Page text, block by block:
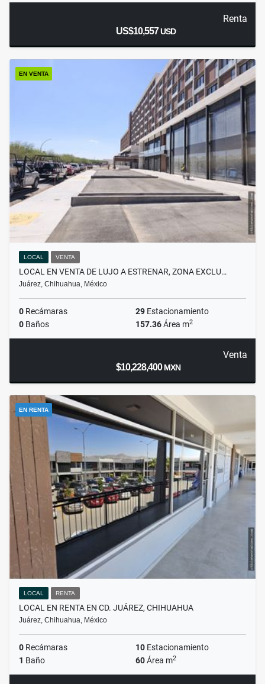
Renta
US$10,557USD
EN VENTA
LOCAL VENTA
LOCAL EN VENTA DE LUJO A ESTRENAR, ZONA EXCLU…
Juárez, Chihuahua, México
0 Recámaras 29 Estacionamiento
0 Baños 157.36Área m2
Venta
$10,228,400MXN
EN RENTA
LOCAL RENTA
LOCAL EN RENTA EN CD. JUÁREZ, CHIHUAHUA
Juárez, Chihuahua, México
0 Recámaras 10 Estacionamiento
1 Baño 60Área m2